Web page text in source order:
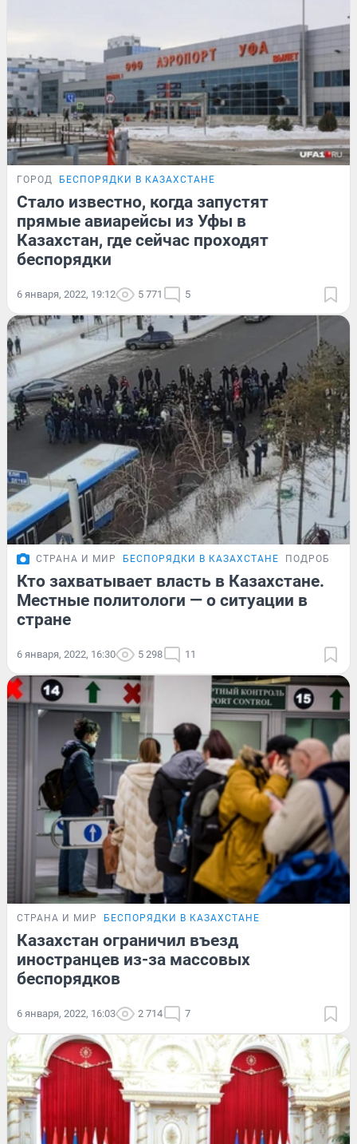
ГОРОД БЕСПОРЯДКИ В КАЗАХСТАНЕ
Стало известно, когда запустят
прямые авиарейсы из Уфы в
Казахстан, где сейчас проходят
беспорядки
6 января, 2022, 19:12 5 771 5
СТРАНА И МИР БЕСПОРЯДКИ В КАЗАХСТАНЕ
Кто захватывает власть в Казахстане.
Местные политологи — о ситуации в
стране
6 января, 2022, 16:30 5 298 11
СТРАНА И МИР БЕСПОРЯДКИ В КАЗАХСТАНЕ
Казахстан ограничил въезд
иностранцев из-за массовых
беспорядков
6 января, 2022, 16:03 2 714 7